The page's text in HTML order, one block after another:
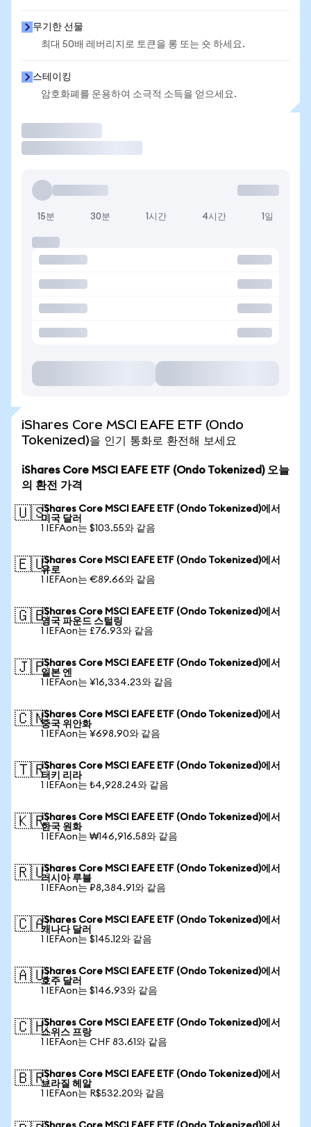
무기한 선물
최대 50배 레버리지로 토큰을 롱 또는 숏 하세요.
스테이킹
암호화폐를 운용하여 소극적 소득을 얻으세요.
15분 30분 1시간 4시간 1일
iShares Core MSCI EAFE ETF (Ondo
Tokenized)을 인기 통화로 환전해 보세요
iShares Core MSCI EAFE ETF (Ondo Tokenized) 오늘
의 환전 가격
🇺🇸iShares Core MSCI EAFE ETF (Ondo Tokenized)에서
미국 달러
1 IEFAon는 $103.55와 같음
🇪🇺iShares Core MSCI EAFE ETF (Ondo Tokenized)에서
유로
1 IEFAon는 €89.66와 같음
🇬🇧iShares Core MSCI EAFE ETF (Ondo Tokenized)에서
영국 파운드 스털링
1 IEFAon는 £76.93와 같음
🇯🇵iShares Core MSCI EAFE ETF (Ondo Tokenized)에서
일본 엔
1 IEFAon는 ¥16,334.23와 같음
🇨🇳iShares Core MSCI EAFE ETF (Ondo Tokenized)에서
중국 위안화
1 IEFAon는 ¥698.90와 같음
🇹🇷iShares Core MSCI EAFE ETF (Ondo Tokenized)에서
터키 리라
1 IEFAon는 ₺4,928.24와 같음
🇰🇷iShares Core MSCI EAFE ETF (Ondo Tokenized)에서
한국 원화
1 IEFAon는 ₩146,916.58와 같음
🇷🇺iShares Core MSCI EAFE ETF (Ondo Tokenized)에서
러시아 루블
1 IEFAon는 ₽8,384.91와 같음
🇨🇦iShares Core MSCI EAFE ETF (Ondo Tokenized)에서
캐나다 달러
1 IEFAon는 $145.12와 같음
🇦🇺iShares Core MSCI EAFE ETF (Ondo Tokenized)에서
호주 달러
1 IEFAon는 $146.93와 같음
🇨🇭iShares Core MSCI EAFE ETF (Ondo Tokenized)에서
스위스 프랑
1 IEFAon는 CHF 83.61와 같음
🇧🇷iShares Core MSCI EAFE ETF (Ondo Tokenized)에서
브라질 헤알
1 IEFAon는 R$532.20와 같음